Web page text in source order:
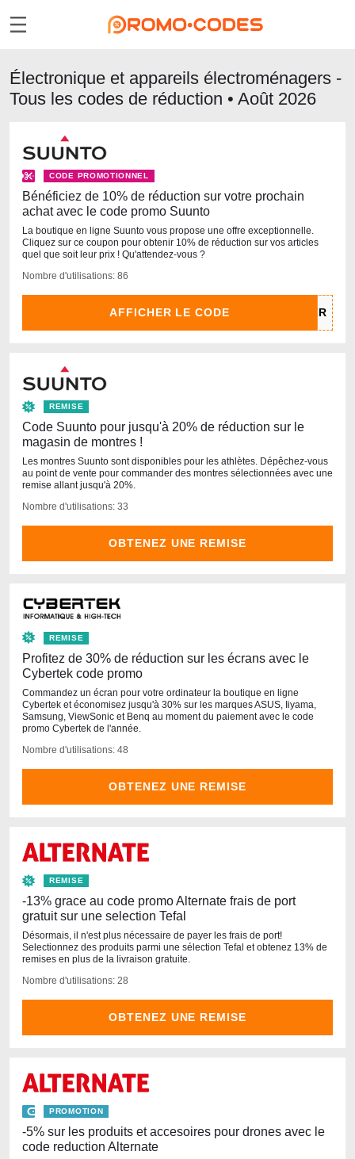
Électronique et appareils électroménagers -
Tous les codes de réduction • Août 2026
CODE PROMOTIONNEL
Bénéficiez de 10% de réduction sur votre prochain
achat avec le code promo Suunto
La boutique en ligne Suunto vous propose une offre exceptionnelle.
Cliquez sur ce coupon pour obtenir 10% de réduction sur vos articles
quel que soit leur prix ! Qu'attendez-vous ?
Nombre d'utilisations: 86
AFFICHER LE CODE
REMISE
Code Suunto pour jusqu'à 20% de réduction sur le
magasin de montres !
Les montres Suunto sont disponibles pour les athlètes. Dépêchez-vous
au point de vente pour commander des montres sélectionnées avec une
remise allant jusqu'à 20%.
Nombre d'utilisations: 33
OBTENEZ UNE REMISE
REMISE
Profitez de 30% de réduction sur les écrans avec le
Cybertek code promo
Commandez un écran pour votre ordinateur la boutique en ligne
Cybertek et économisez jusqu'à 30% sur les marques ASUS, Iiyama,
Samsung, ViewSonic et Benq au moment du paiement avec le code
promo Cybertek de l'année.
Nombre d'utilisations: 48
OBTENEZ UNE REMISE
REMISE
-13% grace au code promo Alternate frais de port
gratuit sur une selection Tefal
Désormais, il n'est plus nécessaire de payer les frais de port!
Selectionnez des produits parmi une sélection Tefal et obtenez 13% de
remises en plus de la livraison gratuite.
Nombre d'utilisations: 28
OBTENEZ UNE REMISE
PROMOTION
-5% sur les produits et accesoires pour drones avec le
code reduction Alternate